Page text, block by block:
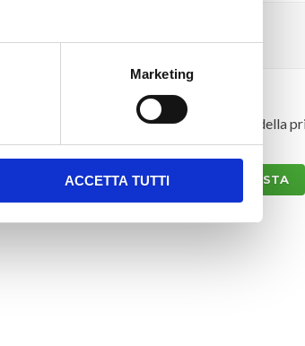
Marketing
ACCETTA TUTTI
Rispetto della